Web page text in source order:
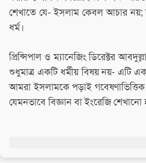
শেখাতে যে- ইসলাম কেবল আচার নয়;
ধর্ম।
প্রিন্সিপাল ও ম্যানেজিং ডিরেক্টর
শুধুমাত্র একটি ধর্মীয় বিষয় নয়- এটি
আমরা ইসলামকে পড়াই
যেমনভাবে বিজ্ঞান বা ইংরেজি শেখানো